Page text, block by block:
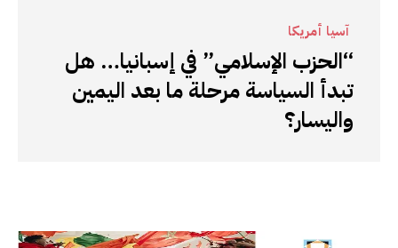
آسيا أمريكا
“الحزب الإسلامي” في إسبانيا… هل
تبدأ السياسة مرحلة ما بعد اليمين
واليسار؟